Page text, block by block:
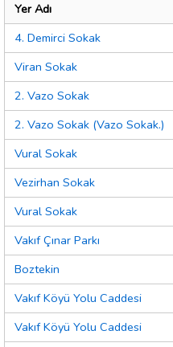
Yer Adı
4. Demirci Sokak
Viran Sokak
2. Vazo Sokak
2. Vazo Sokak (Vazo Sokak.)
Vural Sokak
Vezirhan Sokak
Vural Sokak
Vakıf Çınar Parkı
Boztekin
Vakıf Köyü Yolu Caddesi
Vakıf Köyü Yolu Caddesi